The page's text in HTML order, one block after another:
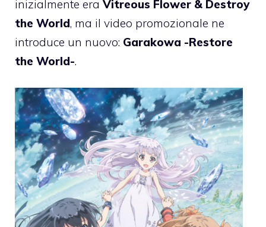
inizialmente eraVitreous Flower & Destroy
the World, ma il video promozionale ne
introduce un nuovo: Garakowa -Restore
the World-.